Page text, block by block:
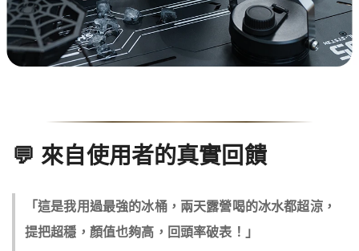
💬來自使用者的真實回饋
「這是我用過最強的冰桶，兩天露營喝的冰水都超涼，
提把超穩，顏值也夠高，回頭率破表！」